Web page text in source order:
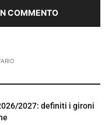
COMMENTO
2027: definiti i gironi